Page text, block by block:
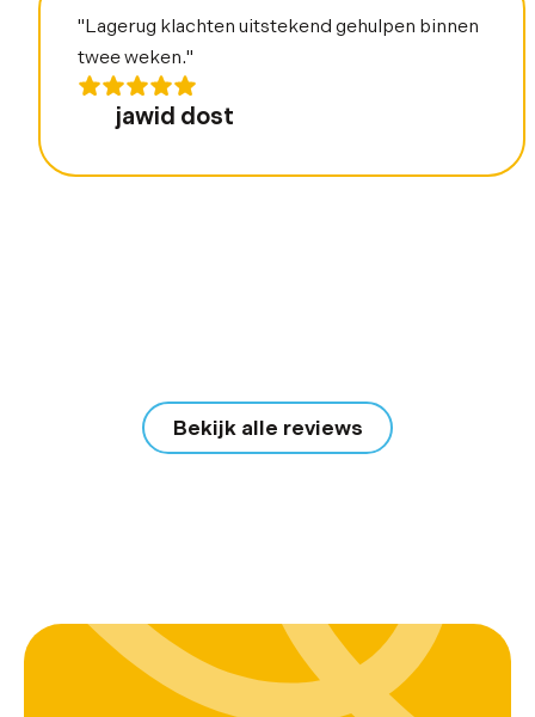
"Lagerug klachten uitstekend gehulpen binnen
twee weken."
jawid dost
Bekijk alle reviews